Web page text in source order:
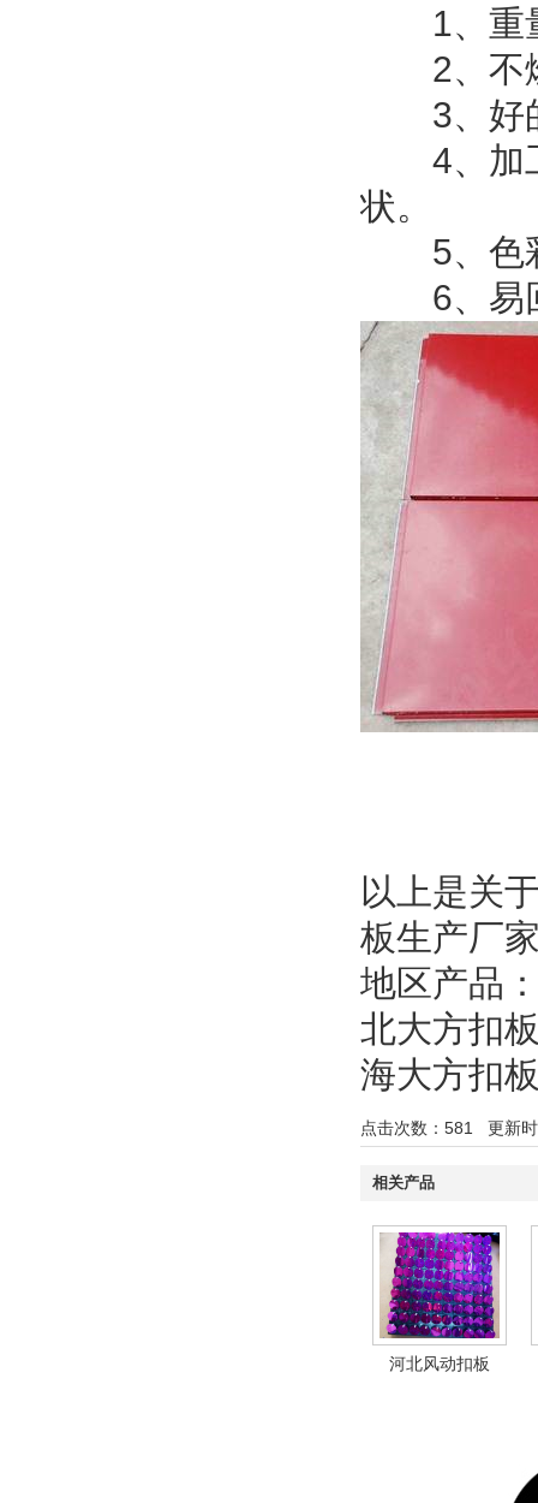
1、重量
2、不燃
3、好的
4、加工
状。
5、色彩
6、易回
以上是关
板生产厂
地区产品
北大方扣
海大方扣
点击次数： 581 更新
相关产品
河北风动扣板